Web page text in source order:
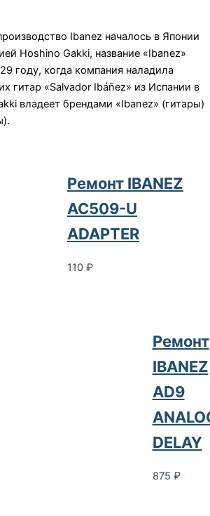
Ibanez началось в Японии
Hoshino Gakki, название «Ibanez»
году, когда компания наладила
гитар «Salvador Ibáñez» из Испании в
владеет брендами «Ibanez» (гитары)
Ремонт IBANEZ
AC509-U
ADAPTER
110 ₽
Ремонт
IBANEZ
AD9
DELAY
875 ₽